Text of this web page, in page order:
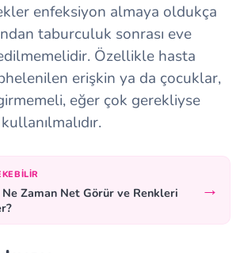
enfeksiyon almaya oldukça
taburculuk sonrası eve
Özellikle hasta
erişkin ya da çocuklar,
eğer çok gerekliyse
Zaman Net Görür ve Renkleri
→